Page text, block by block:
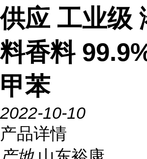
供应 工业级
料香料
甲苯
2022-10-10
产品详情